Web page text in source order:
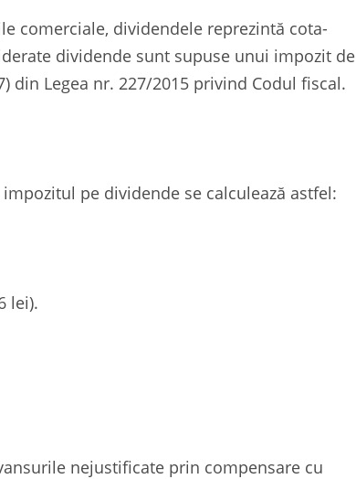
comerciale, dividendele reprezintă cota-
dividende sunt supuse unui impozit de
din Legea nr. 227/2015 privind Codul fiscal.
pe dividende se calculează astfel:
lei).
nejustificate prin compensare cu